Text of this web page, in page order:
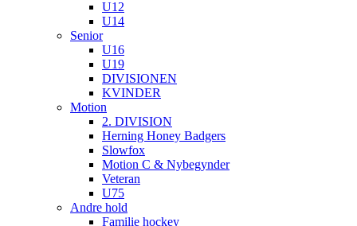
U12
U14
Senior
U16
U19
DIVISIONEN
KVINDER
Motion
2. DIVISION
Herning Honey Badgers
Slowfox
Motion C & Nybegynder
Veteran
U75
Andre hold
Familie hockey